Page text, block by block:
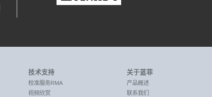
技术支持
校准服务RMA
视频欣赏
关于蓝菲
产品概述
联系我们